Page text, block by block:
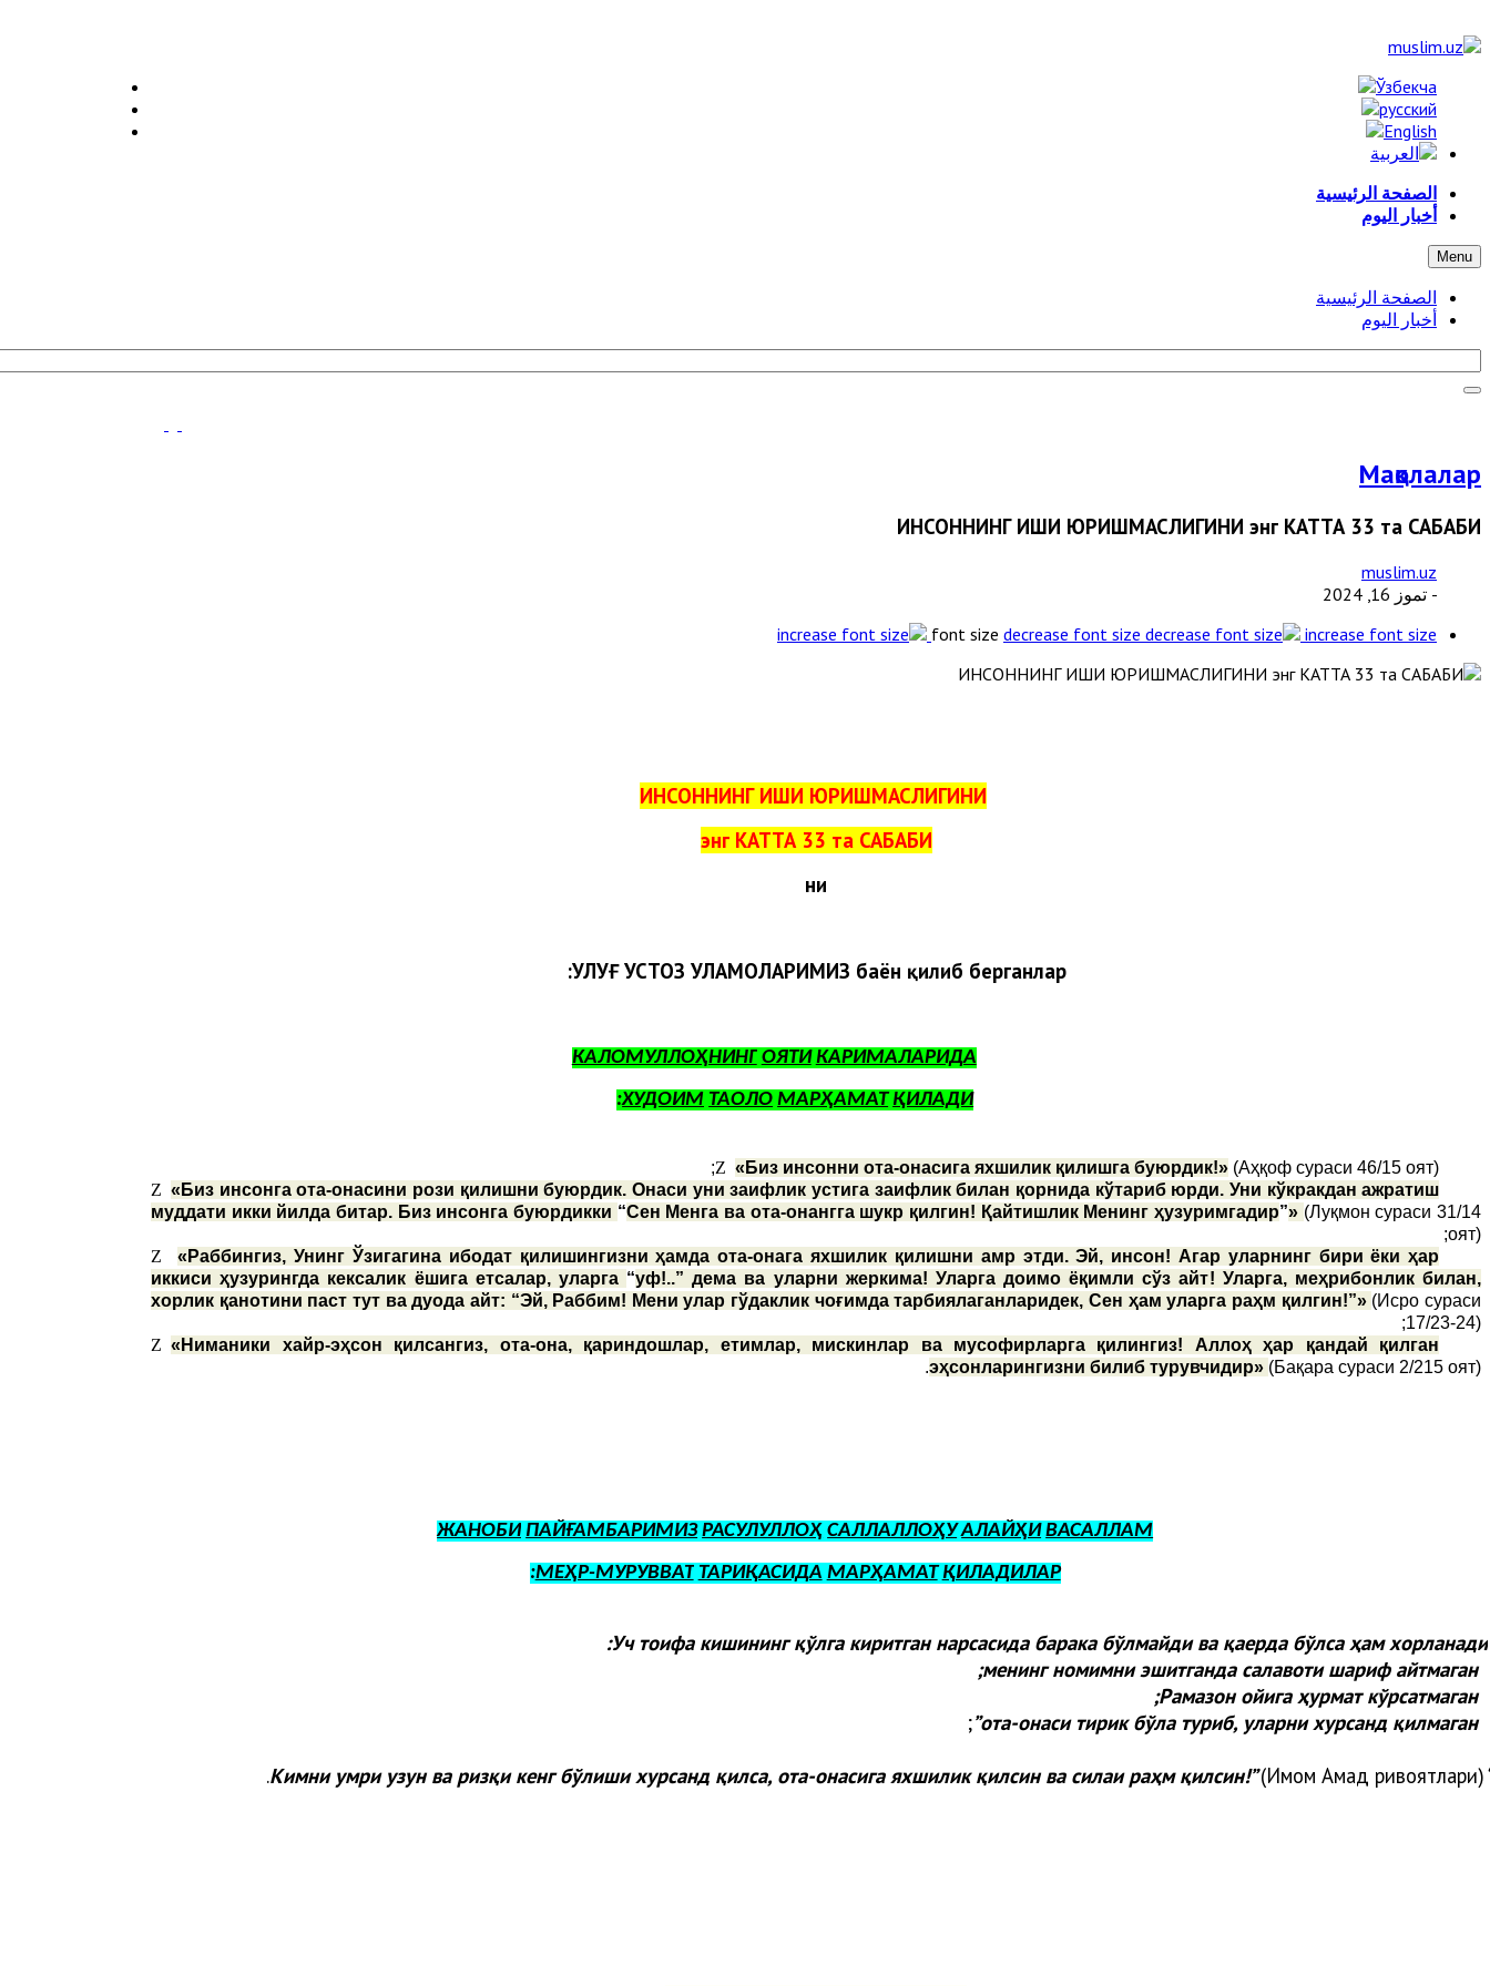
الصفحة الرئيسية
أخبار اليوم
Menu
الصفحة الرئيسية
أخبار اليوم
Мақолалар
ИНСОННИНГ ИШИ ЮРИШМАСЛИГИНИ энг КАТТА 33 та САБАБИ
muslim.uz
- تموز 16, 2024
font size decrease font size increase font size
ИНСОННИНГ ИШИ ЮРИШМАСЛИГИНИ
энг КАТТА 33 та САБАБИ
ни
УЛУҒ УСТОЗ УЛАМОЛАРИМИЗ баён қилиб берганлар:
КАЛОМУЛЛОҲНИНГ ОЯТИ КАРИМАЛАРИДА
ХУДОИМ ТАОЛО МАРҲАМАТ ҚИЛАДИ
:
Z «Биз инсонни ота-онасига яхшилик қилишга буюрдик!» (Аҳқоф сураси 46/15 оят);
Z «Биз инсонга ота-онасини рози қилишни буюрдик. Онаси уни заифлик устига заифлик билан қорнида кўтариб юрди. Уни кўкракдан ажратиш
муддати икки йилда битар. Биз инсонга буюрдикки “Сен Менга ва ота-онангга шукр қилгин! Қайтишлик Менинг ҳузуримгадир”» (Луқмон сураси 31/14
оят);
Z
«Раббингиз, Унинг Ўзигагина ибодат қилишингизни ҳамда ота-онага яхшилик қилишни амр этди. Эй, инсон! Агар уларнинг бири ёки ҳар
иккиси ҳузурингда кексалик ёшига етсалар, уларга “уф!..” дема ва уларни жеркима! Уларга доимо ёқимли сўз айт! Уларга, меҳрибонлик билан,
хорлик қанотини паст тут ва дуода айт: “Эй, Раббим! Мени улар гўдаклик чоғимда тарбиялаганларидек, Сен ҳам уларга раҳм қилгин!”» (Исро сураси
17/23-24);
Z «Ниманики хайр-эҳсон қилсангиз, ота-она, қариндошлар, етимлар, мискинлар ва мусофирларга қилингиз! Аллоҳ ҳар қандай қилган
эҳсонларингизни билиб турувчидир» (Бақара сураси 2/215 оят).
ЖАНОБИ ПАЙҒАМБАРИМИЗ РАСУЛУЛЛОҲ САЛЛАЛЛОҲУ АЛАЙҲИ ВАСАЛЛАМ
МЕҲР-МУРУВВАТ ТАРИҚАСИДА МАРҲАМАТ ҚИЛАДИЛАР
:
Уч тоифа кишининг қўлга киритган нарсасида барака бўлмайди ва қаерда бўлса ҳам хорланади:
менинг номимни эшитганда салавоти шариф айтмаган;
Рамазон ойига ҳурмат кўрсатмаган;
ота-онаси тирик бўла туриб, уларни хурсанд қилмаган
”
;
“
Кимни умри узун ва ризқи кенг бўлиши хурсанд қилса, ота-онасига яхшилик қилсин ва силаи раҳм қилсин!”(Имом Аҳмад ривоятлари).